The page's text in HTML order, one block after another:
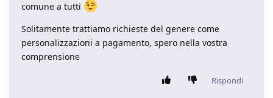
comune a tutti
Solitamente trattiamo richieste del genere come
personalizzazioni a pagamento, spero nella vostra
comprensione
Rispondi